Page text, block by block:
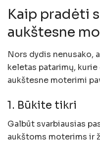
Kaip pradėti
aukštesne
Nors dydis nenusako,
keletas patarimų,
aukštesne moterimi
1. Būkite tikri
Galbūt svarbiausias
aukštoms moterims ir